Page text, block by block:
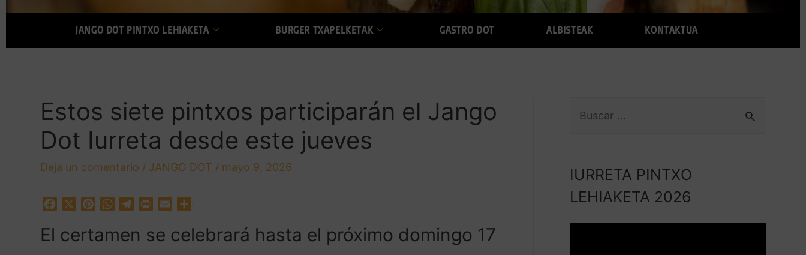
JANGO DOT PINTXO LEHIAKETA BURGER TXAPELKETAK GASTRO DOT ALBISTEAK KONTAKTUA
Estos siete pintxos participarán el Jango
Dot Iurreta desde este jueves
Deja un comentario / JANGO DOT / mayo 9, 2026
c
n
W
a
l
i
a
m
El certamen se celebrará hasta el próximo domingo 17
IURRETA PINTXO
LEHIAKETA 2026